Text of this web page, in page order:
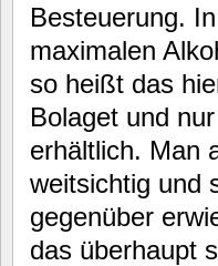
Besteuerung.
maximalen
so heißt das
Bolaget und
erhältlich. Man
weitsichtig und
gegenüber
das überhaupt